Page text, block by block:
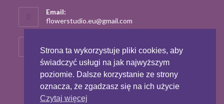
Email:
flowerstudio.eu@gmail.com
in
application
flowerstudio.eu
Strona ta wykorzystuje pliki cookies, aby
świadczyć usługi na jak najwyższym
poziomie. Dalsze korzystanie ze strony
oznacza, że zgadzasz się na ich użycie
Czytaj więcej